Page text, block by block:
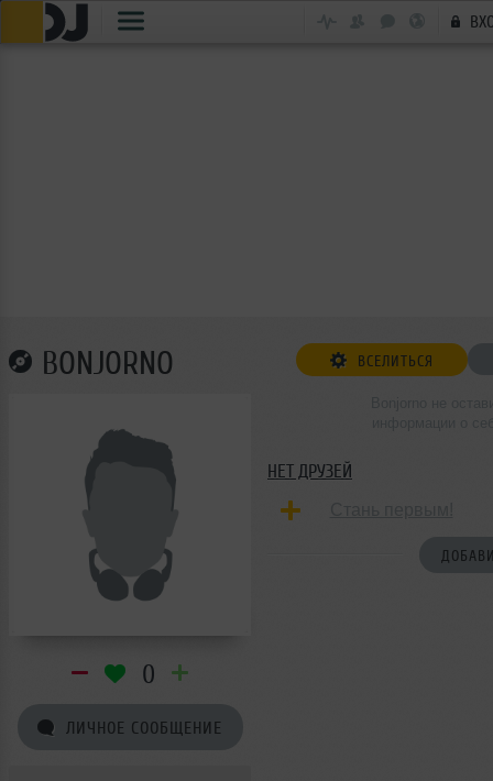
BONJORNO ВСЕЛИТЬСЯ
0
ЛИЧНОЕ СООБЩЕНИЕ
НЕТ ДРУЗЕЙ